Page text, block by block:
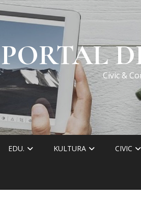
PORTAL
Civic &
EDU. KULTURA CIVIC